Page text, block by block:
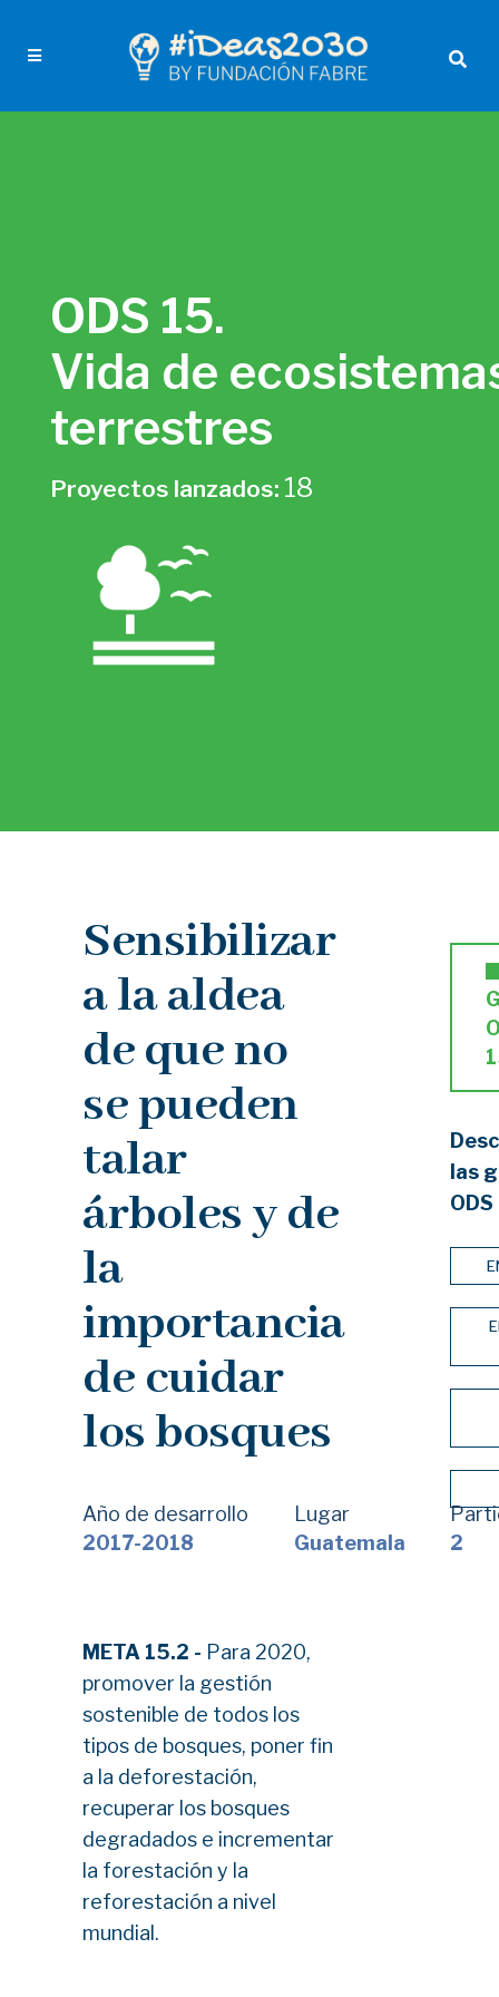
ODS 15.
Vida de
terrestres
Proyectos lanzados: 18
Sensibilizar
a la aldea
de que no
se pueden
talar
árboles y de
la
importancia
de cuidar
los bosques
Año de desarrollo
2017-2018
Lugar
Guatemala
2
META 15.2 - Para 2020,
promover la gestión
sostenible de todos los
tipos de bosques, poner fin
a la deforestación,
recuperar los bosques
degradados e incrementar
la forestación y la
reforestación a nivel
mundial.
las